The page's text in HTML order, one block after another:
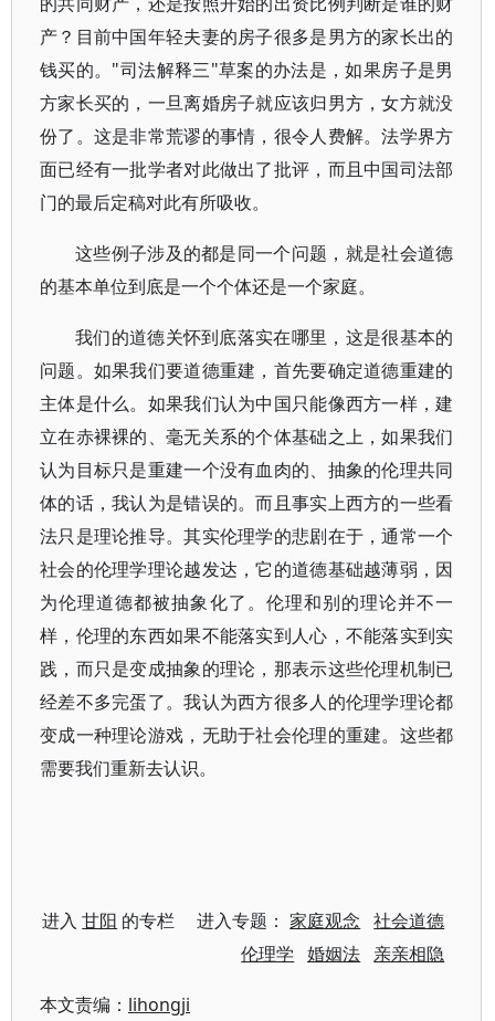
产？目前中国年轻夫妻的房子很多是男方的家长出的
钱买的。"司法解释三"草案的办法是，如果房子是男
方家长买的，一旦离婚房子就应该归男方，女方就没
份了。这是非常荒谬的事情，很令人费解。法学界方
面已经有一批学者对此做出了批评，而且中国司法部
门的最后定稿对此有所吸收。
这些例子涉及的都是同一个问题，就是社会道德
的基本单位到底是一个个体还是一个家庭。
我们的道德关怀到底落实在哪里，这是很基本的
问题。如果我们要道德重建，首先要确定道德重建的
主体是什么。如果我们认为中国只能像西方一样，建
立在赤裸裸的、毫无关系的个体基础之上，如果我们
认为目标只是重建一个没有血肉的、抽象的伦理共同
体的话，我认为是错误的。而且事实上西方的一些看
法只是理论推导。其实伦理学的悲剧在于，通常一个
社会的伦理学理论越发达，它的道德基础越薄弱，因
为伦理道德都被抽象化了。伦理和别的理论并不一
样，伦理的东西如果不能落实到人心，不能落实到实
践，而只是变成抽象的理论，那表示这些伦理机制已
经差不多完蛋了。我认为西方很多人的伦理学理论都
变成一种理论游戏，无助于社会伦理的重建。这些都
需要我们重新去认识。
进入甘阳 的专栏 进入专题：家庭观念
社会道德
伦理学
婚姻法 亲亲相隐
本文责编： lihongji